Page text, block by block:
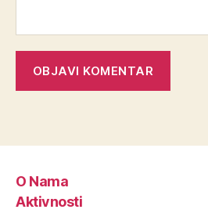
O Nama
Aktivnosti